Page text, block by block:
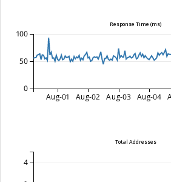
Response Time (ms)
Aug-01 Aug-02 Aug-03 Aug-04
0
50
100
Total Addresses
4